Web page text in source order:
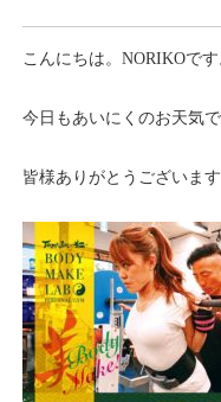
こんにちは。NORIKOです
今日もあいにくのお天気
皆様ありがとうございます